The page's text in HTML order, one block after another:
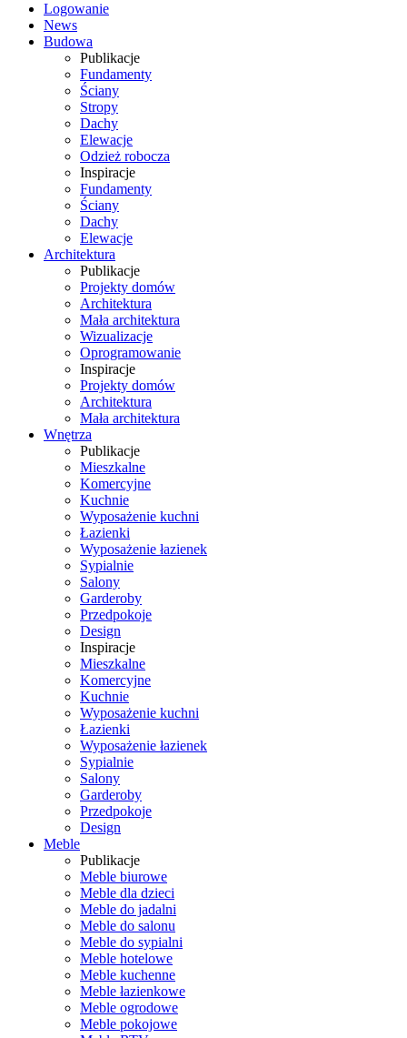
Logowanie
News
Budowa
Publikacje
Fundamenty
Ściany
Stropy
Dachy
Elewacje
Odzież robocza
Inspiracje
Fundamenty
Ściany
Dachy
Elewacje
Architektura
Publikacje
Projekty domów
Architektura
Mała architektura
Wizualizacje
Oprogramowanie
Inspiracje
Projekty domów
Architektura
Mała architektura
Wnętrza
Publikacje
Mieszkalne
Komercyjne
Kuchnie
Wyposażenie kuchni
Łazienki
Wyposażenie łazienek
Sypialnie
Salony
Garderoby
Przedpokoje
Design
Inspiracje
Mieszkalne
Komercyjne
Kuchnie
Wyposażenie kuchni
Łazienki
Wyposażenie łazienek
Sypialnie
Salony
Garderoby
Przedpokoje
Design
Meble
Publikacje
Meble biurowe
Meble dla dzieci
Meble do jadalni
Meble do salonu
Meble do sypialni
Meble hotelowe
Meble kuchenne
Meble łazienkowe
Meble ogrodowe
Meble pokojowe